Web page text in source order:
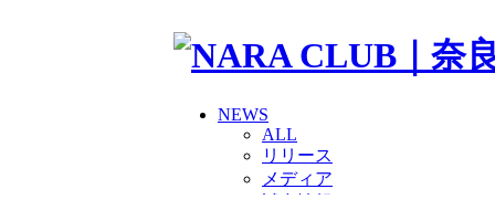
NEWS
ALL
リリース
メディア